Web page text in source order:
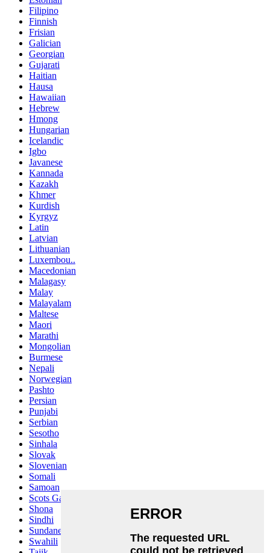
Filipino
Finnish
Frisian
Galician
Georgian
Gujarati
Haitian
Hausa
Hawaiian
Hebrew
Hmong
Hungarian
Icelandic
Igbo
Javanese
Kannada
Kazakh
Khmer
Kurdish
Kyrgyz
Latin
Latvian
Lithuanian
Luxembou..
Macedonian
Malagasy
Malay
Malayalam
Maltese
Maori
Marathi
Mongolian
Burmese
Nepali
Norwegian
Pashto
Persian
Punjabi
Serbian
Sesotho
Sinhala
Slovak
Slovenian
Somali
Samoan
Scots Gaelic
Shona
Sindhi
Sundanese
Swahili